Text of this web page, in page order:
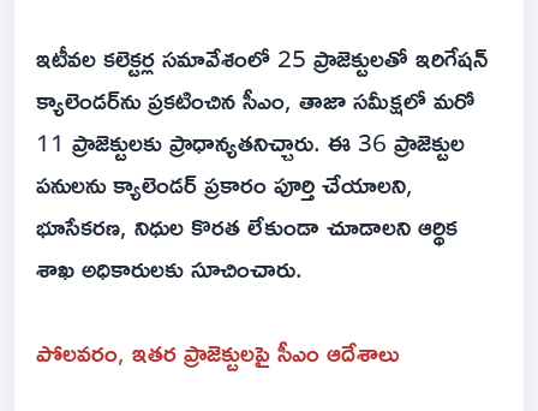
ఇటీవల కలెక్టర్ల సమావేశంలో 25 ప్రాజెక్టులతో ఇరిగేషన్
క్యాలెండర్‌ను ప్రకటించిన సీఎం, తాజా సమీక్షలో మరో
11 ప్రాజెక్టులకు ప్రాధాన్యతనిచ్చారు. ఈ 36 ప్రాజెక్టుల
పనులను క్యాలెండర్ ప్రకారం పూర్తి చేయాలని,
భూసేకరణ, నిధుల కొరత లేకుండా చూడాలని ఆర్థిక
శాఖ అధికారులకు సూచించారు.
పోలవరం, ఇతర ప్రాజెక్టులపై సీఎం ఆదేశాలు